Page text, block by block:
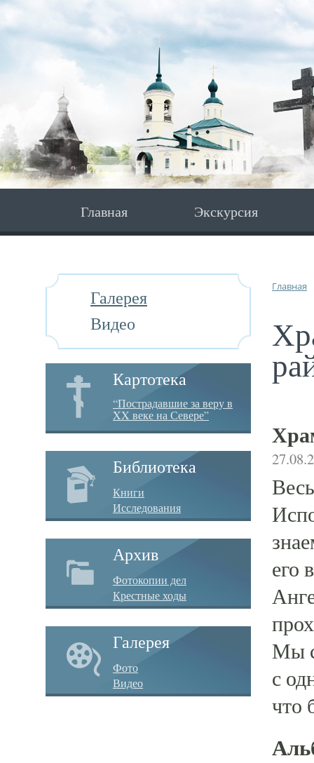
Главная Экскурсия
Галерея
Видео
Картотека
“Пострадавшие за веру в
XX веке на Севере”
Библиотека
Книги
Исследования
Архив
Фотокопии дел
Крестные ходы
Галерея
Фото
Видео
Главная
его
Мы
с
что